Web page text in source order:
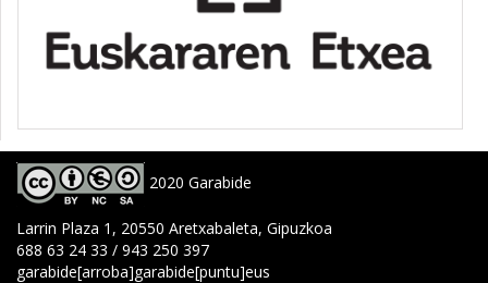
2020 Garabide
Larrin Plaza 1, 20550 Aretxabaleta, Gipuzkoa
688 63 24 33 / 943 250 397
garabide[arroba]garabide[puntu]eus